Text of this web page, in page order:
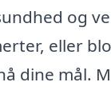
og
eller
dine mål.